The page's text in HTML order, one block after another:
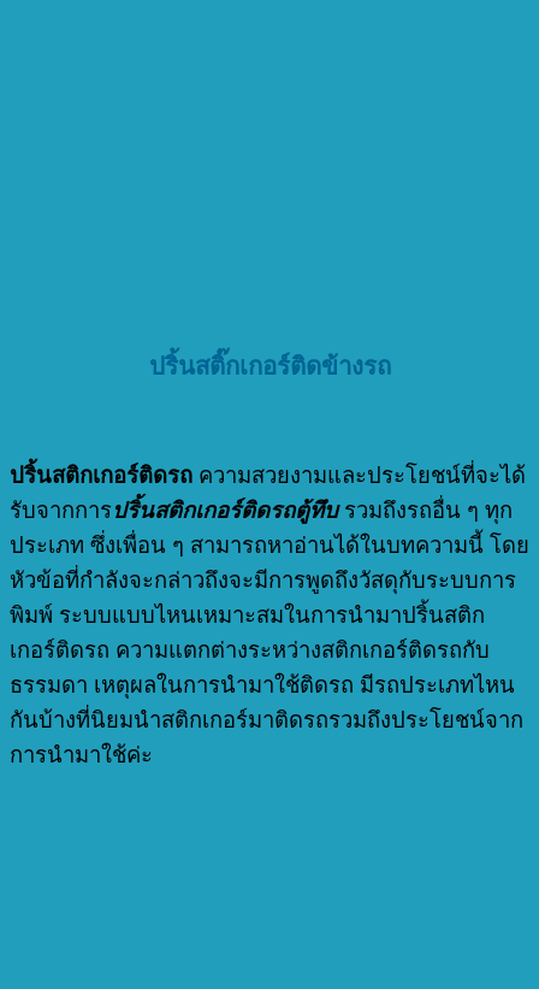
ปริ้นสติ๊กเกอร์ติดข้างรถ
ปริ้นสติกเกอร์ติดรถ ความสวยงามและประโยชน์ที่จะได้
รับจากการปริ้นสติกเกอร์ติดรถตู้ทึบรวมถึงรถอื่น ๆ ทุก
ประเภท ซึ่งเพื่อน ๆ สามารถหาอ่านได้ในบทความนี้ โดย
หัวข้อที่กำลังจะกล่าวถึงจะมีการพูดถึงวัสดุกับระบบการ
พิมพ์ ระบบแบบไหนเหมาะสมในการนำมาปริ้นสติก
เกอร์ติดรถ ความแตกต่างระหว่างสติกเกอร์ติดรถกับ
ธรรมดา เหตุผลในการนำมาใช้ติดรถ มีรถประเภทไหน
กันบ้างที่นิยมนำสติกเกอร์มาติดรถรวมถึงประโยชน์จาก
การนำมาใช้ค่ะ